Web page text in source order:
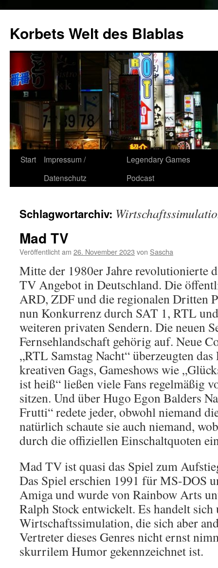
springen
Korbets Welt des Blablas
Start
Impressum /
Datenschutz
Legendary Games
Podcast
Schlagwortarchiv:
Mad TV
Veröffentlicht am 26. November 2023 von Sascha
Mitte der 1980er Jahre revolutionierte
TV Angebot in Deutschland. Die
ARD, ZDF und die regionalen Dritten
nun Konkurrenz durch SAT 1, RTL
weiteren privaten Sendern. Die neuen
Fernsehlandschaft gehörig auf. Neue
„RTL Samstag Nacht“ überzeugten
kreativen Gags, Gameshows wie
ist heiß“ ließen viele Fans regelmäßig
sitzen. Und über Hugo Egon Balders
Frutti“ redete jeder, obwohl niemand
natürlich schaute sie auch niemand,
durch die offiziellen Einschaltquoten
Mad TV ist quasi das Spiel zum
Das Spiel erschien 1991 für MS-DOS
Amiga und wurde von Rainbow Arts
Ralph Stock entwickelt. Es handelt sich
Wirtschaftssimulation, die sich aber
Vertreter dieses Genres nicht ernst
skurrilem Humor gekennzeichnet ist.